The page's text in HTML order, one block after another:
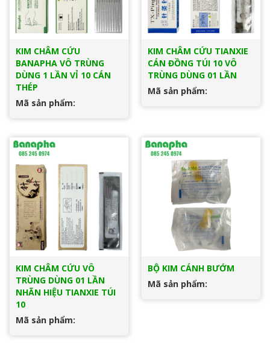
KIM CHÂM CỨU
BANAPHA VÔ TRÙNG
DÙNG 1 LẦN VỈ 10 CÁN
THÉP
Mã sản phẩm:
KIM CHÂM CỨU TIANXIE
CÁN ĐỒNG TÚI 10 VÔ
TRÙNG DÙNG 01 LẦN
Mã sản phẩm:
KIM CHÂM CỨU VÔ
TRÙNG DÙNG 01 LẦN
NHÃN HIỆU TIANXIE TÚI
10
Mã sản phẩm:
BỘ KIM CÁNH BƯỚM
Mã sản phẩm: